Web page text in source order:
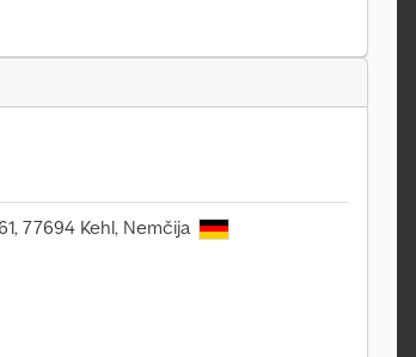
77694 Kehl, Nemčija